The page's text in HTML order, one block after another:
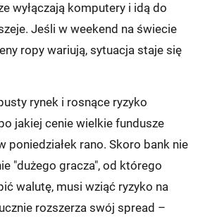
wyłączają komputery i idą do
Jeśli w weekend na świecie
ropy wariują, sytuacja staje się
rynek i rosnące ryzyko
jakiej cenie wielkie fundusze
poniedziałek rano. Skoro bank nie
"dużego gracza", od którego
walutę, musi wziąć ryzyko na
rozszerza swój spread –